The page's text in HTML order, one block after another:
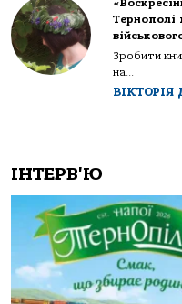
Тернополі
Зробити
на...
ВІКТОРІЯ
ІНТЕРВ'Ю